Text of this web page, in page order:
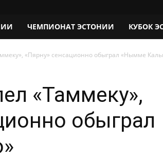
ЧЕМПИОНАТ ЭСТОНИИ КУБОК
«Пярну» сенсационно обыграл «Нымме
«Таммеку»,
обыграл